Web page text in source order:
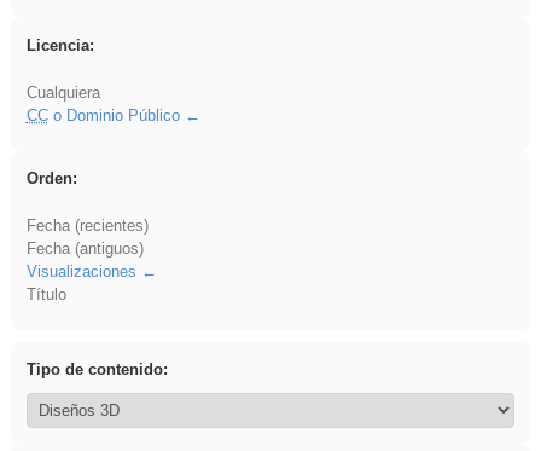
Licencia:
Cualquiera
CCo Dominio Público
Orden:
Fecha (recientes)
Fecha (antiguos)
Visualizaciones
Título
Tipo de contenido: